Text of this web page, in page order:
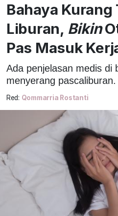
Bahaya Kurang
Liburan, Bikin
Pas Masuk
Ada penjelasan medis di
menyerang pascaliburan.
Red: Qommarria Rostanti